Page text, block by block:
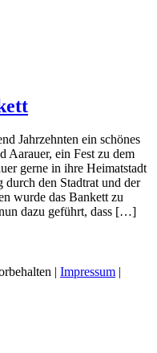
Jahrzehnten ein schönes
Aarauer, ein Fest zu dem
gerne in ihre Heimatstadt
den Stadtrat und der
wurde das Bankett zu
dazu geführt, dass […]
| Impressum |